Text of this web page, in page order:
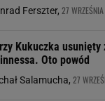
Ferszter, 27
Kukuczka usunięty
Oto powód
Salamucha, 27